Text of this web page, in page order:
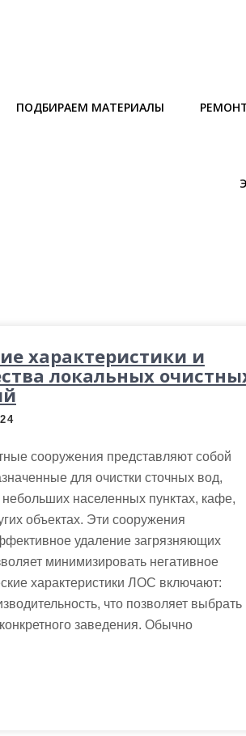
ПОДБИРАЕМ МАТЕРИАЛЫ
характеристики и
локальных
сооружения представляют собой
для очистки сточных вод,
населенных пунктах, кафе,
объектах. Эти сооружения
удаление загрязняющих
минимизировать негативное
характеристики ЛОС включают:
что позволяет выбрать
заведения. Обычно